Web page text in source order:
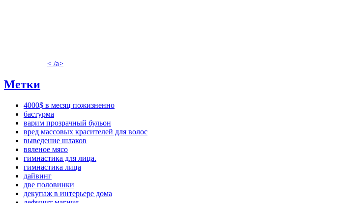
< /a>
Метки
4000$ в месяц пожизненно
бастурма
варим прозрачный бульон
вред массовых красителей для волос
выведение шлаков
вяленое мясо
гимнастика для лица.
гимнастика лица
дайвинг
две половинки
декупаж в интерьере дома